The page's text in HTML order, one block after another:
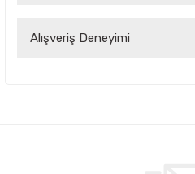
konularda yetersiz gördüğünüz
Alışveriş Deneyimi